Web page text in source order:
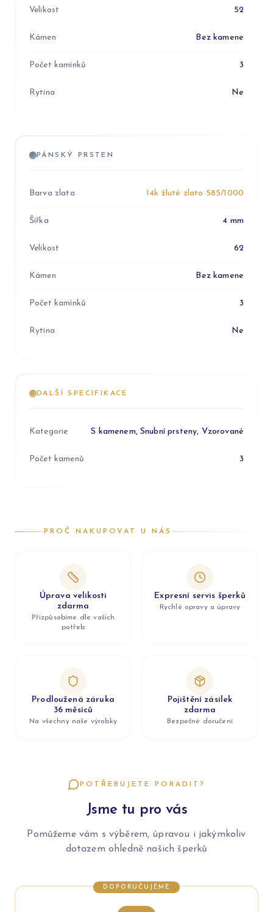
Velikost 52
Kámen Bez kamene
Počet kamínků 3
Rytina Ne
PÁNSKÝ PRSTEN
Barva zlata 14k žluté zlato 585/1000
Šířka 4 mm
Velikost 62
Kámen Bez kamene
Počet kamínků 3
Rytina Ne
DALŠÍ SPECIFIKACE
Kategorie S kamenem, Snubní prsteny, Vzorované
Počet kamenů 3
PROČ NAKUPOVAT U NÁS
Úprava velikosti
zdarma
Přizpůsobíme dle vašich
potřeb
Expresní servis šperků
Rychlé opravy a úpravy
Prodloužená záruka
36 měsíců
Na všechny naše výrobky
Pojištění zásilek
zdarma
Bezpečné doručení
POTŘEBUJETE PORADIT?
Jsme tu pro vás
Pomůžeme vám s výběrem, úpravou i jakýmkoliv
dotazem ohledně našich šperků
DOPORUČUJEME